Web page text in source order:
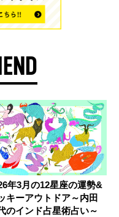
年3月の12星座の運勢&
キーアウトドア～内田
のインド占星術占い～